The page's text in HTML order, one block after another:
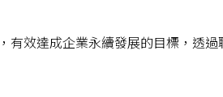
有效達成企業永續發展的目標，透過